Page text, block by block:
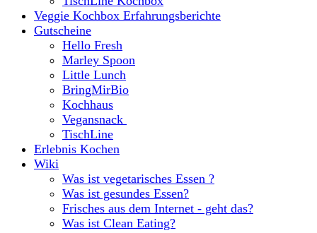
Veggie Kochbox Erfahrungsberichte
Gutscheine
Hello Fresh
Marley Spoon
Little Lunch
BringMirBio
Kochhaus
Vegansnack
TischLine
Erlebnis Kochen
Wiki
Was ist vegetarisches Essen ?
Was ist gesundes Essen?
Frisches aus dem Internet - geht das?
Was ist Clean Eating?